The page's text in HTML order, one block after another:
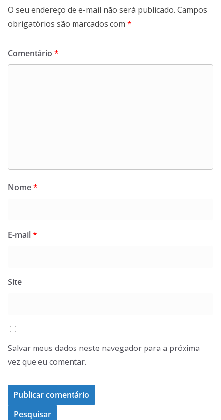
O seu endereço de e-mail não será publicado. Campos
obrigatórios são marcados com *
Comentário *
Nome*
E-mail*
Site
Salvar meus dados neste navegador para a próxima
vez que eu comentar.
Pesquisar